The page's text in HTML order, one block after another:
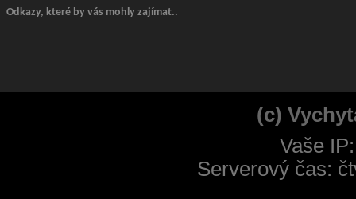
Odkazy, které by vás mohly zajímat..
(c)
Vaše
Serverový čas: